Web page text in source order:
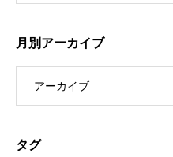
月別アーカイブ
アーカイブ
タグ